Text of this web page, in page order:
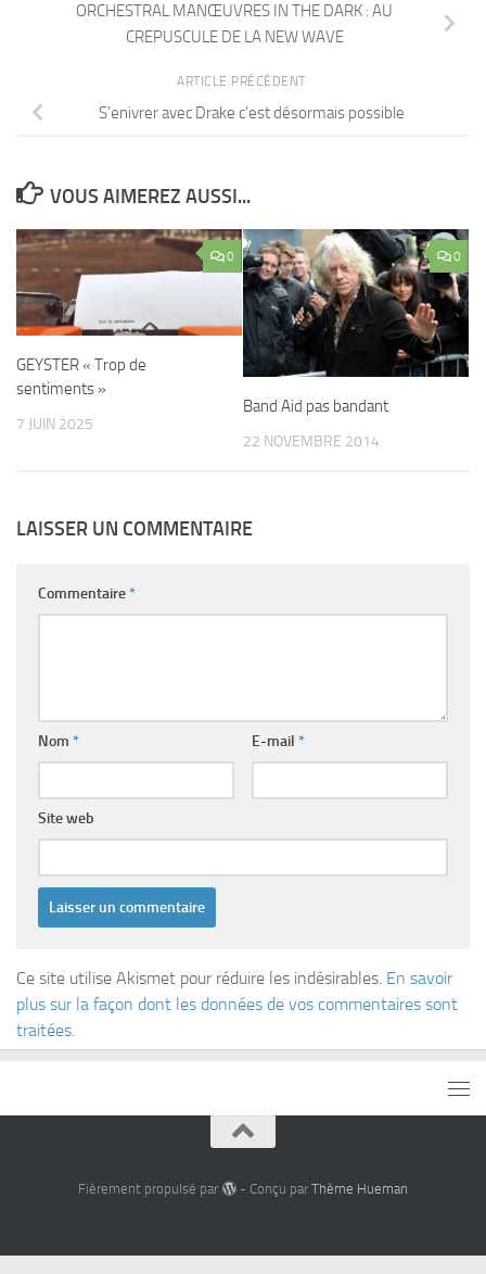
ORCHESTRAL MANŒUVRES IN THE DARK : AU
CREPUSCULE DE LA NEW WAVE
ARTICLE PRÉCÉDENT
S’enivrer avec Drake c’est désormais possible
VOUS AIMEREZ AUSSI...
0
GEYSTER « Trop de
sentiments »
7 JUIN 2025
0
Band Aid pas bandant
22 NOVEMBRE 2014
LAISSER UN COMMENTAIRE
Commentaire*
Nom * E-mail *
Site web
Ce site utilise Akismet pour réduire les indésirables. En savoir
plus sur la façon dont les données de vos commentaires sont
traitées.
Fièrement propulsé par - Conçu par Thème Hueman